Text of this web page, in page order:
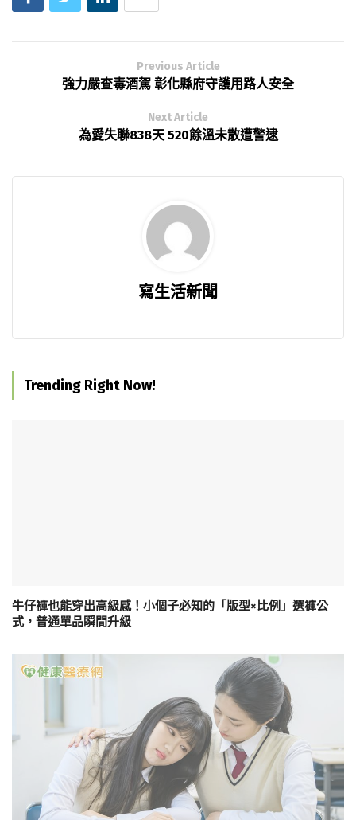
Previous Article
強力嚴查毒酒駕 彰化縣府守護用路人安全
Next Article
為愛失聯838天 520餘溫未散遭警逮
寫生活新聞
Trending Right Now!
牛仔褲也能穿出高級感！小個子必知的「版型×比例」選褲公
式，普通單品瞬間升級